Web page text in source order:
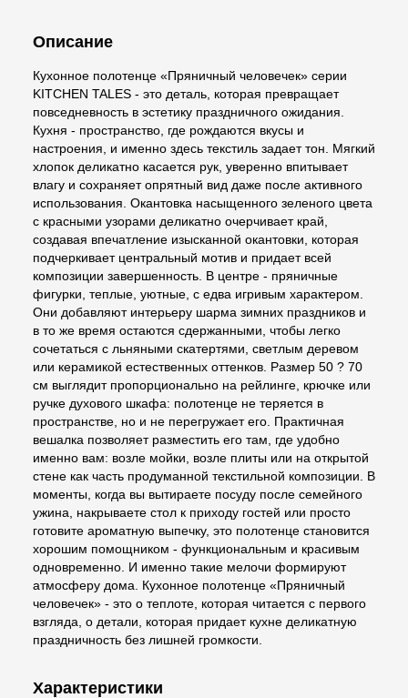
Описание
Кухонное полотенце «Пряничный человечек» серии
KITCHEN TALES - это деталь, которая превращает
повседневность в эстетику праздничного ожидания.
Кухня - пространство, где рождаются вкусы и
настроения, и именно здесь текстиль задает тон. Мягкий
хлопок деликатно касается рук, уверенно впитывает
влагу и сохраняет опрятный вид даже после активного
использования. Окантовка насыщенного зеленого цвета
с красными узорами деликатно очерчивает край,
создавая впечатление изысканной окантовки, которая
подчеркивает центральный мотив и придает всей
композиции завершенность. В центре - пряничные
фигурки, теплые, уютные, с едва игривым характером.
Они добавляют интерьеру шарма зимних праздников и
в то же время остаются сдержанными, чтобы легко
сочетаться с льняными скатертями, светлым деревом
или керамикой естественных оттенков. Размер 50 ? 70
см выглядит пропорционально на рейлинге, крючке или
ручке духового шкафа: полотенце не теряется в
пространстве, но и не перегружает его. Практичная
вешалка позволяет разместить его там, где удобно
именно вам: возле мойки, возле плиты или на открытой
стене как часть продуманной текстильной композиции. В
моменты, когда вы вытираете посуду после семейного
ужина, накрываете стол к приходу гостей или просто
готовите ароматную выпечку, это полотенце становится
хорошим помощником - функциональным и красивым
одновременно. И именно такие мелочи формируют
атмосферу дома. Кухонное полотенце «Пряничный
человечек» - это о теплоте, которая читается с первого
взгляда, о детали, которая придает кухне деликатную
праздничность без лишней громкости.
Характеристики